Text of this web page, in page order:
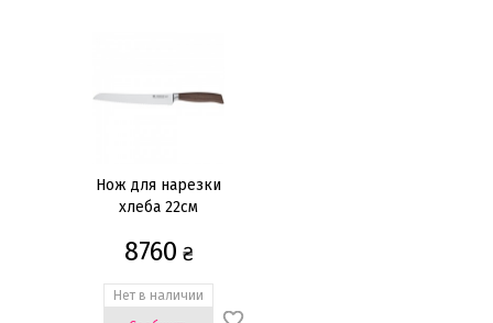
Нож для нарезки
хлеба 22см
8760 ₴
Нет в наличии